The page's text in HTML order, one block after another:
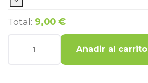
Total: 9,00 €
Añadir al carrito